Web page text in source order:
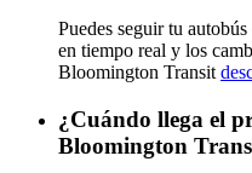
Puedes seguir tu
en tiempo real y los
Bloomington Transit
¿Cuándo llega el
Bloomington